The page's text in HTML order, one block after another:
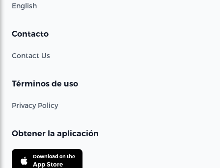
English
Contacto
Contact Us
Términos de uso
Privacy Policy
Obtener la aplicación
Download on the
App Store